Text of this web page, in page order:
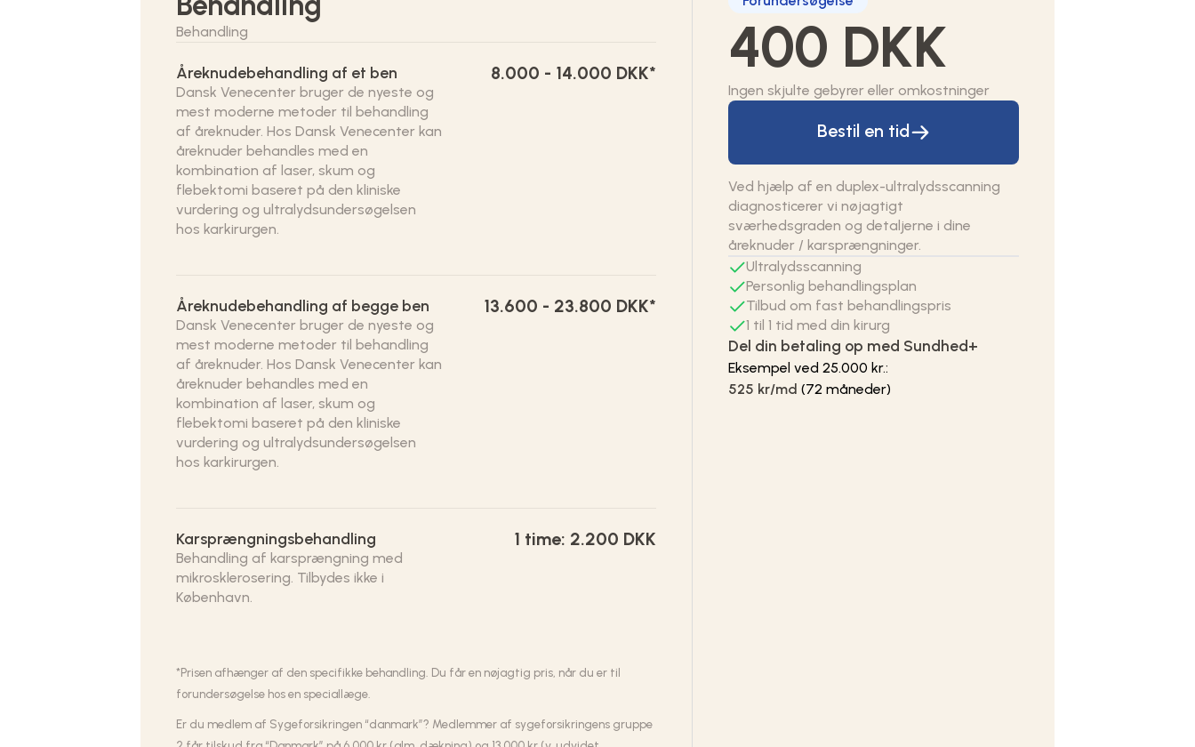
Behandling
Åreknudebehandling af et ben
Dansk Venecenter bruger de nyeste og
mest moderne metoder til behandling
af åreknuder. Hos Dansk Venecenter kan
åreknuder behandles med en
kombination af laser, skum og
flebektomi baseret på den kliniske
vurdering og ultralydsundersøgelsen
hos karkirurgen.
8.000 - 14.000 DKK*
Åreknudebehandling af begge ben
Dansk Venecenter bruger de nyeste og
mest moderne metoder til behandling
af åreknuder. Hos Dansk Venecenter kan
åreknuder behandles med en
kombination af laser, skum og
flebektomi baseret på den kliniske
vurdering og ultralydsundersøgelsen
hos karkirurgen.
13.600 - 23.800 DKK*
Karsprængningsbehandling
Behandling af karsprængning med
mikrosklerosering. Tilbydes ikke i
København.
1 time: 2.200 DKK
*Prisen afhænger af den specifikke behandling. Du får en nøjagtig pris, når du er til
forundersøgelse hos en speciallæge.
Er du medlem af Sygeforsikringen “danmark”? Medlemmer af sygeforsikringens gruppe
400 DKK
Ingen skjulte gebyrer eller omkostninger
Bestil en tid
Ved hjælp af en duplex-ultralydsscanning
diagnosticerer vi nøjagtigt
sværhedsgraden og detaljerne i dine
åreknuder / karsprængninger.
Ultralydsscanning
Personlig behandlingsplan
Tilbud om fast behandlingspris
1 til 1 tid med din kirurg
Del din betaling op med Sundhed+
Eksempel ved 25.000 kr.:
525 kr/md (72 måneder)